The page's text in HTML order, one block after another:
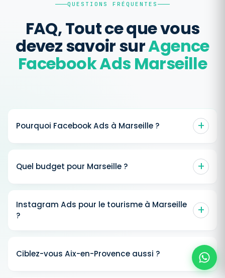
QUESTIONS FRÉQUENTES
FAQ, Tout ce que vous
devez savoir surAgence
Facebook Ads Marseille
Pourquoi Facebook Ads à Marseille ?
Quel budget pour Marseille ?
Instagram Ads pour le tourisme à Marseille
?
Ciblez-vous Aix-en-Provence aussi ?